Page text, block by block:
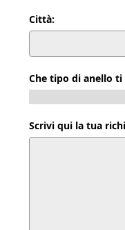
Città:
Che tipo di anello ti
Scrivi qui la tua